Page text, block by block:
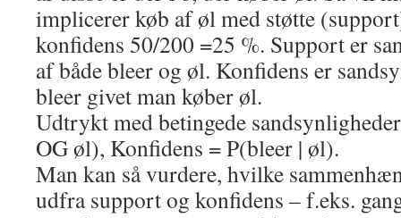
implicerer køb af øl med støtte
konfidens 50/200 =25 %. Support er
af både bleer og øl. Konfidens er
bleer givet man køber øl.
Udtrykt med betingede
OG øl), Konfidens = P(bleer | øl).
Man kan så vurdere, hvilke
udfra support og konfidens – f.eks.